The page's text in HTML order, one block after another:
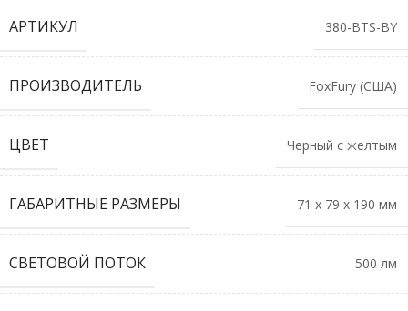
АРТИКУЛ 380-BTS-BY
ПРОИЗВОДИТЕЛЬ FoxFury (США)
ЦВЕТ Черный с желтым
ГАБАРИТНЫЕ РАЗМЕРЫ 71 х 79 х 190 мм
СВЕТОВОЙ ПОТОК 500 лм